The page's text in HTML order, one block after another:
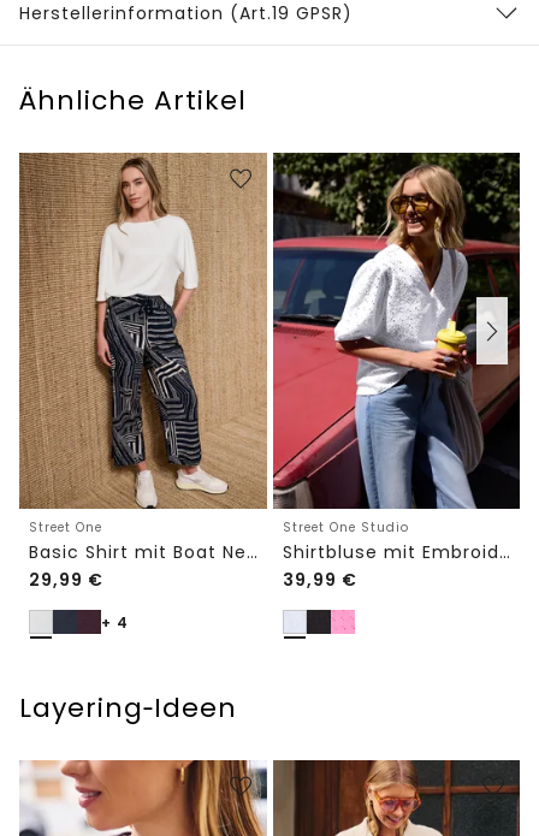
Herstellerinformation (Art.19 GPSR)
Ähnliche Artikel
Street One
Basic Shirt mit Boat Neck und Elastikbund
29,99 €
+ 4
Street One Studio
Shirtbluse mit Embroidery-Front
39,99 €
Layering‑Ideen